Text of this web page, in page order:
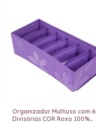
Organizador Multiuso com 6
Divisórias COR Roxo 100%